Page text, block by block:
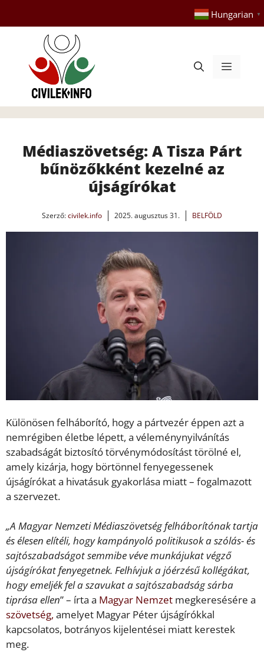
tartalomba
Hungarian ▼
Menü
Médiaszövetség: A Tisza Párt
bűnözőkként kezelné az
újságírókat
Szerző:civilek.info 2025. augusztus 31. BELFÖLD
Különösen felháborító, hogy a pártvezér éppen azt a
nemrégiben életbe lépett, a véleménynyilvánítás
szabadságát biztosító törvénymódosítást törölné el,
amely kizárja, hogy börtönnel fenyegessenek
újságírókat a hivatásuk gyakorlása miatt – fogalmazott
a szervezet.
„A Magyar Nemzeti Médiaszövetség felháborítónak tartja
és élesen elítéli, hogy kampányoló politikusok a szólás- és
sajtószabadságot semmibe véve munkájukat végző
újságírókat fenyegetnek. Felhívjuk a jóérzésű kollégákat,
hogy emeljék fel a szavukat a sajtószabadság sárba
tiprása ellen” – írta a Magyar Nemzet megkeresésére a
szövetség, amelyet Magyar Péter újságírókkal
kapcsolatos, botrányos kijelentései miatt kerestek
meg.